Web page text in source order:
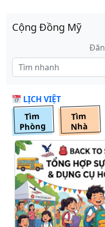
Cộng Đồng Mỹ
LỊCH VIỆT
Tìm
Phòng
Tìm
Nhà